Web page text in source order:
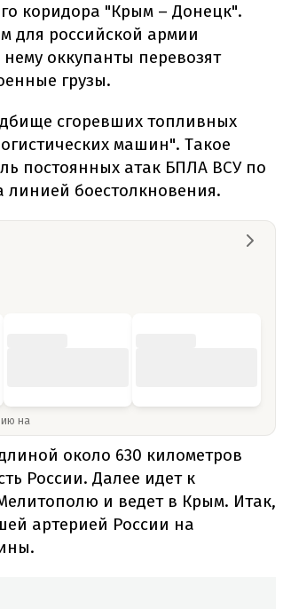
коридора "Крым – Донецк".
для российской армии
оккупанты перевозят
грузы.
сгоревших топливных
машин". Такое
постоянных атак БПЛА ВСУ по
линией боестолкновения.
на
около 630 километров
России. Далее идет к
и ведет в Крым. Итак,
артерией России на